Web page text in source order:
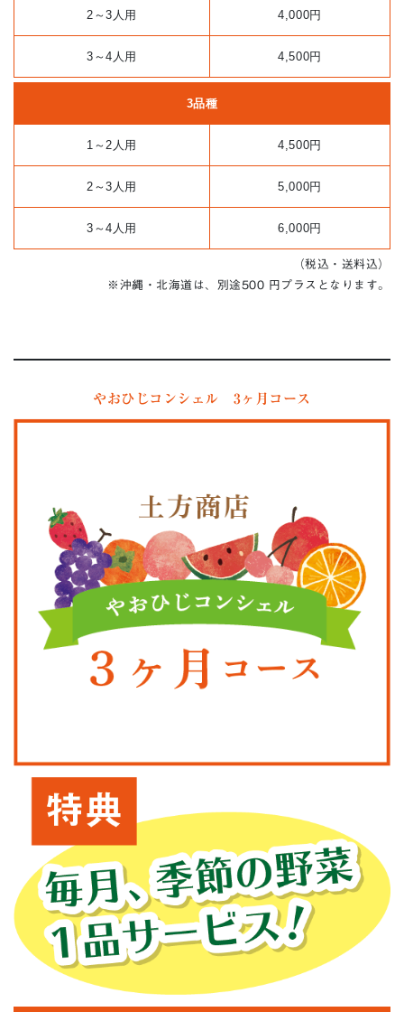
2～3人用 4,000円
3～4人用 4,500円
3品種
1～2人用 4,500円
2～3人用 5,000円
3～4人用 6,000円
（税込・送料込）
※沖縄・北海道は、別途500 円プラスとなります。
やおひじコンシェル 3ヶ月コース